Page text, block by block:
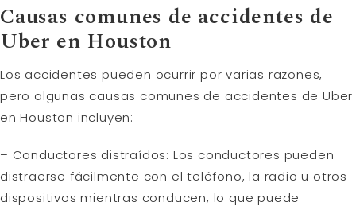
Causas comunes de accidentes de
Uber en Houston
Los accidentes pueden ocurrir por varias razones,
pero algunas causas comunes de accidentes de Uber
en Houston incluyen:
– Conductores distraídos: Los conductores pueden
distraerse fácilmente con el teléfono, la radio u otros
dispositivos mientras conducen, lo que puede